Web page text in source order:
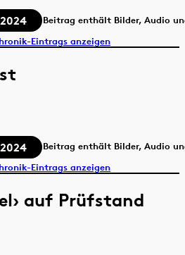
Beitrag enthält Bilder, Audio
Eintrags anzeigen
Beitrag enthält Bilder, Audio
Eintrags anzeigen
auf Prüfstand